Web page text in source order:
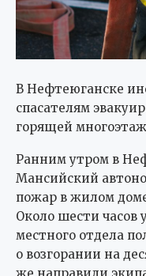
В Нефтеюганске
спасателям
горящей
Ранним утром в
Мансийский
пожар в жилом
Около шести часов
местного отдела
о возгорании на